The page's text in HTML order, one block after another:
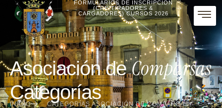
FORMULARIOS DE INSCRIPCIÓN
(CRE-TIRADORES &
CARGADORES) CURSOS 2026
Asociación deComparsas
Categorías
INICIO CATEGORÍAS ASOCIACIÓN DE COMPARSAS